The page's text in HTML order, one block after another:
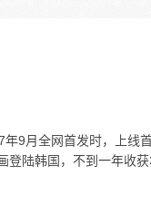
说。 秦牧的反派
年9月全网首发时，上线
陆韩国，不到一年收